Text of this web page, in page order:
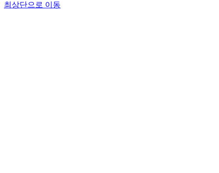
최상단으로 이동